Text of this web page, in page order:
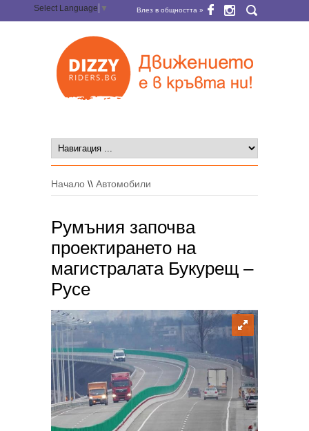
Select Language ▼ Влез в общността »
Начало \\ Автомобили
Румъния започва
проектирането на
магистралата Букурещ –
Русе